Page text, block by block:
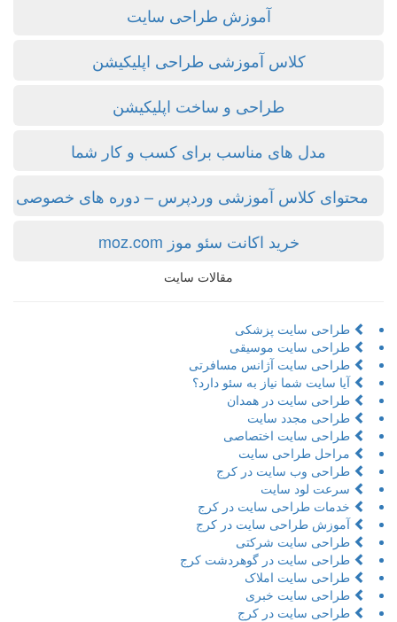
آموزش طراحی سایت
کلاس آموزشی طراحی اپلیکیشن
طراحی و ساخت اپلیکیشن
مدل های مناسب برای کسب و کار شما
محتوای کلاس آموزشی وردپرس – دوره های خصوصی
خرید اکانت سئو موز moz.com
مقالات سایت
طراحی سایت پزشکی
طراحی سایت موسیقی
طراحی سایت آژانس مسافرتی
آیا سایت شما نیاز به سئو دارد؟
طراحی سایت در همدان
طراحی مجدد سایت
طراحی سایت اختصاصی
مراحل طراحی سایت
طراحی وب سایت در کرج
سرعت لود سایت
خدمات طراحی سایت در کرج
آموزش طراحی سایت در کرج
طراحی سایت شرکتی
طراحی سایت در گوهردشت کرج
طراحی سایت املاک
طراحی سایت خبری
طراحی سایت در کرج